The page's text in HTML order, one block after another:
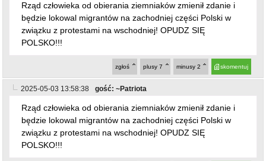
Rząd człowieka od obierania ziemniaków zmienił zdanie i
będzie lokowal migrantów na zachodniej części Polski w
związku z protestami na wschodniej! OPUDZ SIĘ
POLSKO!!!
skomentuj
minusy 2
plusy 7
zgłoś
2025-05-03 13:58:38 gość: ~Patriota
Rząd człowieka od obierania ziemniaków zmienił zdanie i
będzie lokowal migrantów na zachodniej części Polski w
związku z protestami na wschodniej! OPUDZ SIĘ
POLSKO!!!